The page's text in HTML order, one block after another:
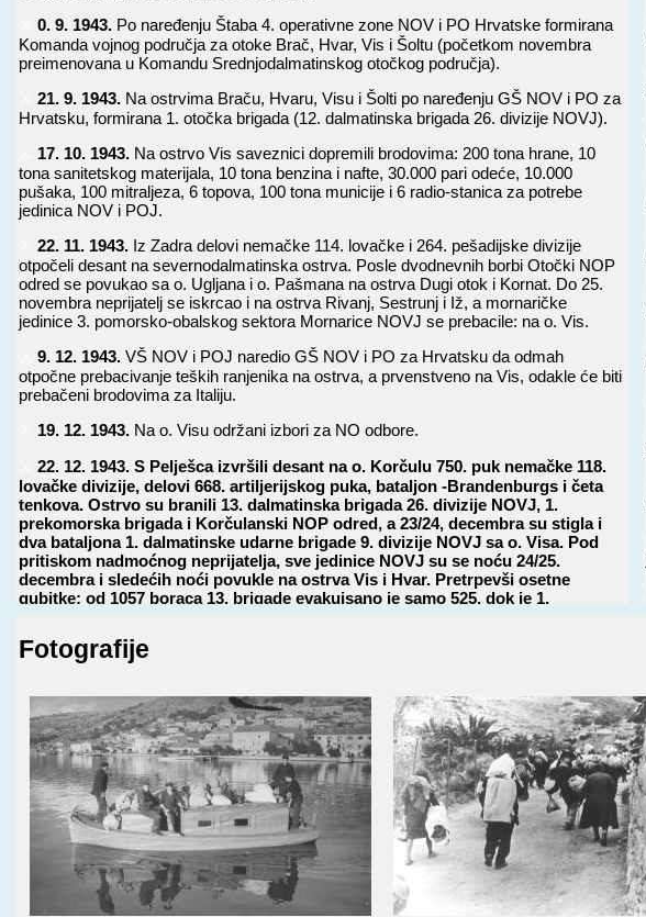
0. 9. 1943. Po naređenju Štaba 4. operativne zone NOV i PO Hrvatske formirana
Komanda vojnog područja za otoke Brač, Hvar, Vis i Šoltu (početkom novembra
preimenovana u Komandu Srednjodalmatinskog otočkog područja).
21. 9. 1943. Na ostrvima Braču, Hvaru, Visu i Šolti po naređenju GŠ NOV i PO za
Hrvatsku, formirana 1. otočka brigada (12. dalmatinska brigada 26. divizije NOVJ).
17. 10. 1943. Na ostrvo Vis saveznici dopremili brodovima: 200 tona hrane, 10
tona sanitetskog materijala, 10 tona benzina i nafte, 30.000 pari odeće, 10.000
pušaka, 100 mitraljeza, 6 topova, 100 tona municije i 6 radio-stanica za potrebe
jedinica NOV i POJ.
22. 11. 1943. Iz Zadra delovi nemačke 114. lovačke i 264. pešadijske divizije
otpočeli desant na severnodalmatinska ostrva. Posle dvodnevnih borbi Otočki NOP
odred se povukao sa o. Ugljana i o. Pašmana na ostrva Dugi otok i Kornat. Do 25.
novembra neprijatelj se iskrcao i na ostrva Rivanj, Sestrunj i Iž, a mornaričke
jedinice 3. pomorsko-obalskog sektora Mornarice NOVJ se prebacile: na o. Vis.
9. 12. 1943. VŠ NOV i POJ naredio GŠ NOV i PO za Hrvatsku da odmah
otpočne prebacivanje teških ranjenika na ostrva, a prvenstveno na Vis, odakle će biti
prebačeni brodovima za Italiju.
19. 12. 1943. Na o. Visu održani izbori za NO odbore.
22. 12. 1943. S Pelješca izvršili desant na o. Korčulu 750. puk nemačke 118.
lovačke divizije, delovi 668. artiljerijskog puka, bataljon -Brandenburgs i četa
tenkova. Ostrvo su branili 13. dalmatinska brigada 26. divizije NOVJ, 1.
prekomorska brigada i Korčulanski NOP odred, a 23/24, decembra su stigla i
dva bataljona 1. dalmatinske udarne brigade 9. divizije NOVJ sa o. Visa. Pod
pritiskom nadmoćnog neprijatelja, sve jedinice NOVJ su se noću 24/25.
decembra i sledećih noći povukle na ostrva Vis i Hvar. Pretrpevši osetne
gubitke: od 1057 boraca 13. brigade evakuisano je samo 525, dok je 1.
nepotpunim podacima, nemačke jedinice su imale oko 100 mrtvih i ranjenih.
NOP odreda povukli se na o. Vis.
⚔️ 0. 1. 1944. Po odobrenju vrhovnog komandanta NOV i POJ maršala Jugoslavije
Josipa Broza Tita, na o. Vis stigao britanski Armijski komandos br. 1.
⚔️ 0. 1. 1944. Po naređenju Štaba 8. korpusa NOVJ, posle povlačenja njegovih
delova na o. Vis, na ostrvima Braču, Hvaru, Korčuli, Mljetu, Lastovu i poluostrvu
Pelješcu formirani mali NOP odredi, koji su nosili nazive po istoimenim ostrvima i
poluostrvu.
2. 1. 1944. Štab Mornarice NOVJ uputio predlog Vrhovnom štabu NOV i POJ i
Štabu 8. korpusa NOVJ da se o. Vis, kao značajan i odlučujući objekt na Jadranu,
Fotografije